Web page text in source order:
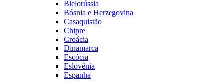
Bielorússia
Bósnia e Herzegovina
Casaquistão
Chipre
Croácia
Dinamarca
Escócia
Eslovênia
Espanha